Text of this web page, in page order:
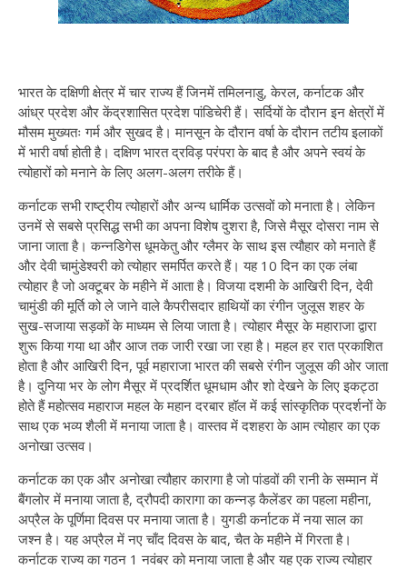
भारत के दक्षिणी क्षेत्र में चार राज्य हैं जिनमें तमिलनाडु, केरल, कर्नाटक और
आंध्र प्रदेश और केंद्रशासित प्रदेश पांडिचेरी हैं। सर्दियों के दौरान इन क्षेत्रों में
मौसम मुख्यतः गर्म और सुखद है। मानसून के दौरान वर्षा के दौरान तटीय इलाकों
में भारी वर्षा होती है। दक्षिण भारत द्रविड़ परंपरा के बाद है और अपने स्वयं के
त्योहारों को मनाने के लिए अलग-अलग तरीके हैं।
कर्नाटक सभी राष्ट्रीय त्योहारों और अन्य धार्मिक उत्सवों को मनाता है। लेकिन
उनमें से सबसे प्रसिद्ध सभी का अपना विशेष दुशरा है, जिसे मैसूर दोसरा नाम से
जाना जाता है। कन्नडिगेस धूमकेतु और ग्लैमर के साथ इस त्यौहार को मनाते हैं
और देवी चामुंडेश्वरी को त्योहार समर्पित करते हैं। यह 10 दिन का एक लंबा
त्योहार है जो अक्टूबर के महीने में आता है। विजया दशमी के आखिरी दिन, देवी
चामुंडी की मूर्ति को ले जाने वाले कैपरीसदार हाथियों का रंगीन जुलूस शहर के
सुख-सजाया सड़कों के माध्यम से लिया जाता है। त्योहार मैसूर के महाराजा द्वारा
शुरू किया गया था और आज तक जारी रखा जा रहा है। महल हर रात प्रकाशित
होता है और आखिरी दिन, पूर्व महाराजा भारत की सबसे रंगीन जुलूस की ओर जाता
है। दुनिया भर के लोग मैसूर में प्रदर्शित धूमधाम और शो देखने के लिए इकट्ठा
होते हैं महोत्सव महाराज महल के महान दरबार हॉल में कई सांस्कृतिक प्रदर्शनों के
साथ एक भव्य शैली में मनाया जाता है। वास्तव में दशहरा के आम त्योहार का एक
अनोखा उत्सव।
कर्नाटक का एक और अनोखा त्यौहार कारागा है जो पांडवों की रानी के सम्मान में
बैंगलोर में मनाया जाता है, द्रौपदी कारागा का कन्नड़ कैलेंडर का पहला महीना,
अप्रैल के पूर्णिमा दिवस पर मनाया जाता है। युगडी कर्नाटक में नया साल का
जश्न है। यह अप्रैल में नए चाँद दिवस के बाद, चैत के महीने में गिरता है।
कर्नाटक राज्य का गठन 1 नवंबर को मनाया जाता है और यह एक राज्य त्योहार